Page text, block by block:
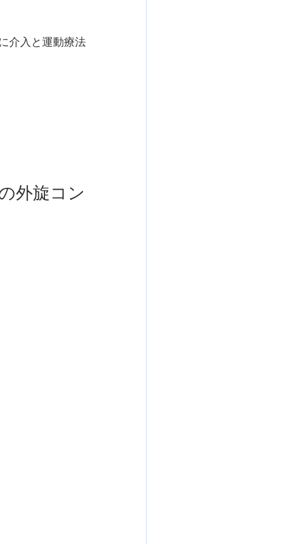
介入と運動療法
外旋コン